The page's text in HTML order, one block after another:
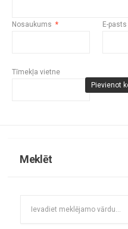
Nosaukums * E-pasts
Tīmekļa vietne
Meklēt